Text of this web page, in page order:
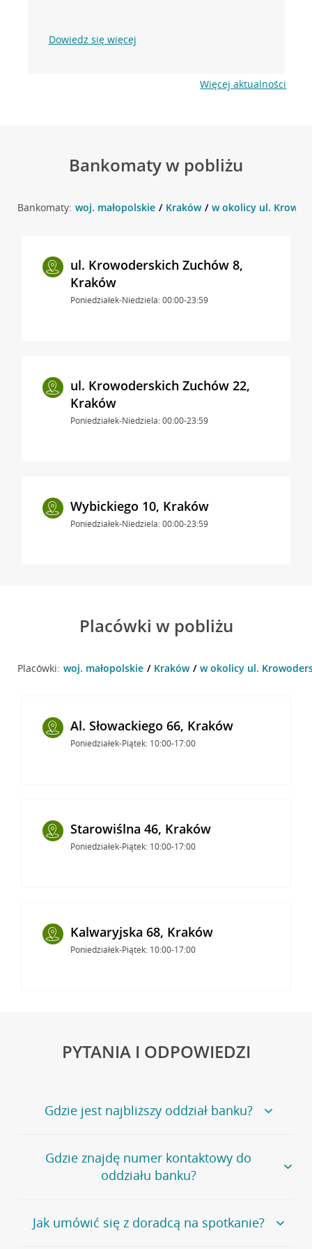
Dowiedz się więcej
Więcej aktualności
Bankomaty w pobliżu
Bankomaty: woj. małopolskie Kraków w okolicy ul.
ul. Krowoderskich Zuchów 8,
Kraków
Poniedziałek-Niedziela: 00:00-23:59
ul. Krowoderskich Zuchów 22,
Kraków
Poniedziałek-Niedziela: 00:00-23:59
Wybickiego 10, Kraków
Poniedziałek-Niedziela: 00:00-23:59
Placówki w pobliżu
Placówki: woj. małopolskie Kraków w okolicy ul.
Al. Słowackiego 66, Kraków
Poniedziałek-Piątek: 10:00-17:00
Starowiślna 46, Kraków
Poniedziałek-Piątek: 10:00-17:00
Kalwaryjska 68, Kraków
Poniedziałek-Piątek: 10:00-17:00
PYTANIA I ODPOWIEDZI
Gdzie jest najbliższy oddział banku?
Jeśli szukasz oddziału naszego banku, zapraszamy na
stronęPlacówki i bankomaty, na której znajduje się
wygodna wyszukiwarka.
oddziałów
Gdzie znajdę numer kontaktowy do
oddziału banku?
Bank Credit Agricole nie udostępnia ogólnego numeru
telefonu do placówki bankowej.
Jak umówić się z doradcą na spotkanie?